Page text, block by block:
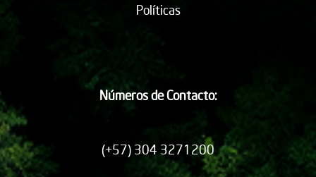
Políticas
Números de Contacto:
(+57) 304 3271200